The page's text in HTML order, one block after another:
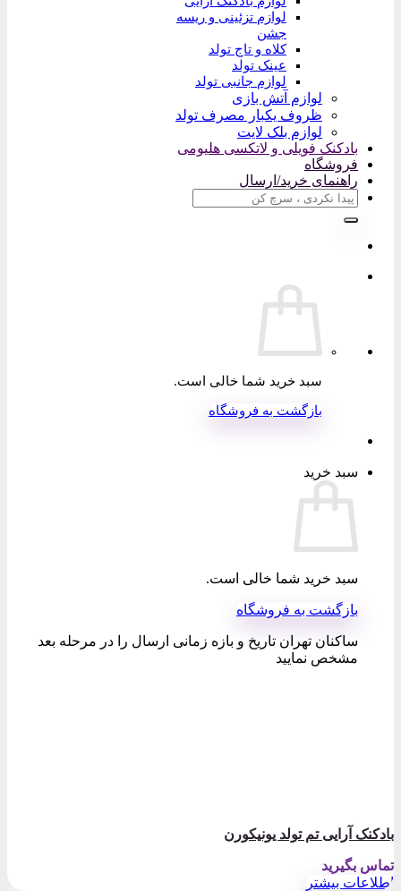
لوازم تزئینی و ریسه
جشن
کلاه و تاج تولد
عینک تولد
لوازم جانبی تولد
لوازم آتش بازی
ظروف یکبار مصرف تولد
لوازم بلک لایت
بادکنک فویلی و لاتکسی هلیومی
فروشگاه
راهنمای خرید/ارسال
جستجو
سبد خرید شما خالی است.
بازگشت به فروشگاه
سبد خرید
سبد خرید شما خالی است.
بازگشت به فروشگاه
ساکنان تهران تاریخ و بازه زمانی ارسال را در مرحله بعد
مشخص نمایید
بادکنک آرایی تم تولد یونیکورن
تماس بگیرید
اطلاعات بیشتر